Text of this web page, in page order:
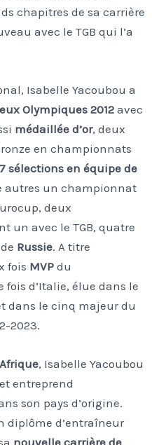
chapitres de sa carrière
avec le TGB qui l’a
Isabelle Yacoubou a
Olympiques 2012avec
médaillée d’or, deux
en championnats
sélections en équipe de
autres un championnat
deux
un avec le TGB, quatre
Russie. A titre
fois MVP du
d’Italie, élue dans le
dans le cinq majeur du
2023.
Afrique, Isabelle Yacoubou
entreprend
son pays d’origine.
diplôme d’entraîneur